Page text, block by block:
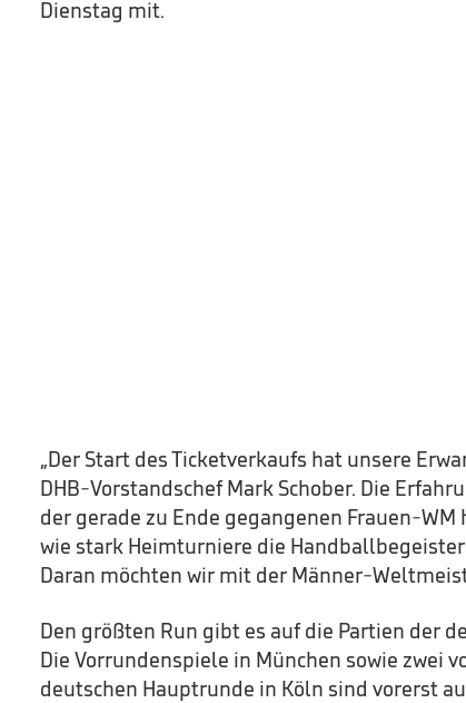
Dienstag mit.
„Der Start des Ticketverkaufs hat unsere
DHB-Vorstandschef Mark Schober. Die
der gerade zu Ende gegangenen Frauen-
wie stark Heimturniere die
Daran möchten wir mit der Männer-
Den größten Run gibt es auf die Partien der
Die Vorrundenspiele in München sowie zwei
deutschen Hauptrunde in Köln sind vorerst